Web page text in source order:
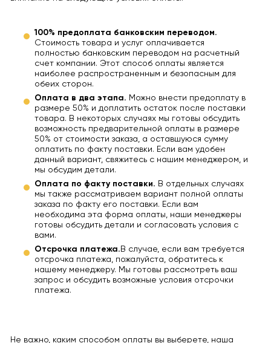
100% предоплата банковским переводом.
Стоимость товара и услуг оплачивается
полностью банковским переводом на расчетный
счет компании. Этот способ оплаты является
наиболее распространенным и безопасным для
обеих сторон.
Оплата в два этапа. Можно внести предоплату в
размере 50% и доплатить остаток после поставки
товара. В некоторых случаях мы готовы обсудить
возможность предварительной оплаты в размере
50% от стоимости заказа, а оставшуюся сумму
оплатить по факту поставки. Если вам удобен
данный вариант, свяжитесь с нашим менеджером, и
мы обсудим детали.
Оплата по факту поставки. В отдельных случаях
мы также рассматриваем вариант полной оплаты
заказа по факту его поставки. Если вам
необходима эта форма оплаты, наши менеджеры
готовы обсудить детали и согласовать условия с
вами.
Отсрочка платежа. В случае, если вам требуется
отсрочка платежа, пожалуйста, обратитесь к
нашему менеджеру. Мы готовы рассмотреть ваш
запрос и обсудить возможные условия отсрочки
платежа.
Не важно, каким способом оплаты вы выберете, наша